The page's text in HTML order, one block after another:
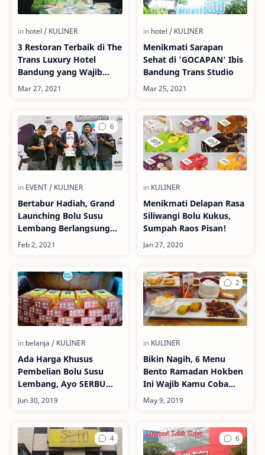
3 Restoran Terbaik di The
Trans Luxury Hotel
Bandung yang Wajib
Dicoba
Menikmati Sarapan
Sehat di 'GOCAPAN' Ibis
Bandung Trans Studio
Bertabur Hadiah, Grand
Launching Bolu Susu
Lembang Berlangsung
Meriah
Menikmati Delapan Rasa
Siliwangi Bolu Kukus,
Sumpah Raos Pisan!
Ada Harga Khusus
Pembelian Bolu Susu
Lembang, Ayo SERBU
Sebelum Promo
Bikin Nagih, 6 Menu
Bento Ramadan Hokben
Ini Wajib Kamu Coba
untuk Buka Puasa